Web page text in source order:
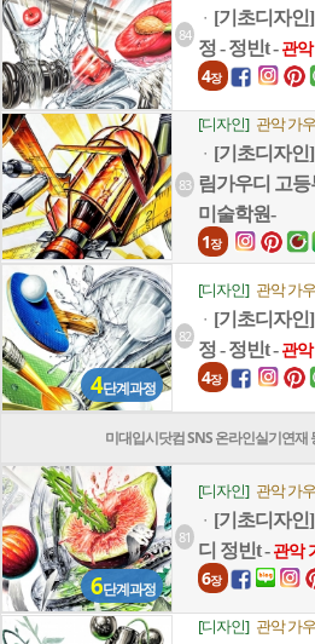
84
ㆍ [기초디자인
정 - 정빈t - 관악
4장
83
[디자인] 관악 가
ㆍ [기초디자인
림가우디 고
미술학원-
1장
4단계과정
82
[디자인] 관악 가
ㆍ [기초디자인
정 - 정빈t - 관악
4장
미대입시닷컴 SNS 온라인실기연재
6단계과정
81
[디자인] 관악 가
ㆍ [기초디자인
디 정빈t - 관악
6장
[디자인] 관악 가